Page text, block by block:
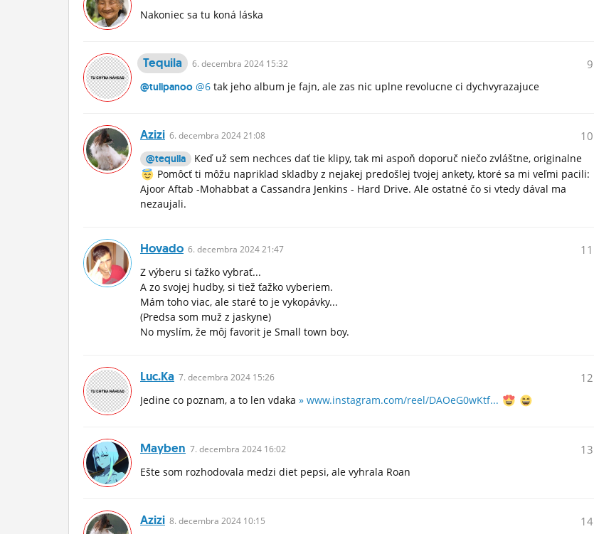
Nakoniec sa tu koná láska
9
Tequila 6. decembra 2024 15:32
@tulipanoo @6 tak jeho album je fajn, ale zas nic uplne revolucne ci dychvyrazajuce
10
Azizi 6. decembra 2024 21:08
@tequila
Keď už sem nechces dať tie klipy, tak mi aspoň doporuč niečo zvláštne, originalne
Pomôcť ti môžu napriklad skladby z nejakej predošlej tvojej ankety, ktoré sa mi veľmi pacili:
Ajoor Aftab -Mohabbat a Cassandra Jenkins - Hard Drive. Ale ostatné čo si vtedy dával ma
nezaujali.
11
Hovado 6. decembra 2024 21:47
Z výberu si ťažko vybrať...
A zo svojej hudby, si tiež ťažko vyberiem.
Mám toho viac, ale staré to je vykopávky...
(Predsa som muž z jaskyne)
No myslím, že môj favorit je Small town boy.
12
Luc.ka 7. decembra 2024 15:26
Jedine co poznam, a to len vdaka » www.instagram.com/reel/DAOeG0wKtf...
13
Mayben 7. decembra 2024 16:02
Ešte som rozhodovala medzi diet pepsi, ale vyhrala Roan
14
Azizi 8. decembra 2024 10:15